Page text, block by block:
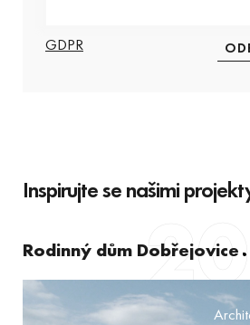
GDPR
Inspirujte se našimi
Rodinný dům Dobřejovice